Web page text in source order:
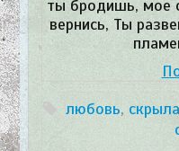
ты бродишь, мое
вернись, Ты
любовь,